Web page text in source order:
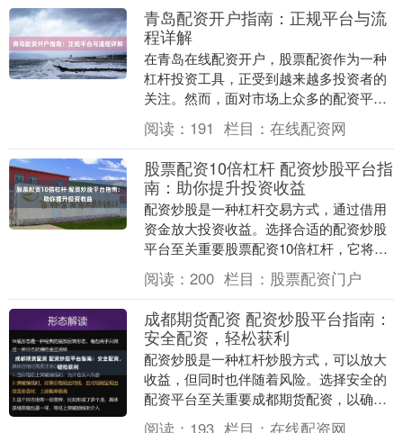
青岛配资开户指南：正规平台与流
程详解
在青岛在线配资开户，股票配资作为一种
杠杆投资工具，正受到越来越多投资者的
关注。然而，面对市场上众多的配资平
台，如何选择正规可靠的渠道，并顺利完
成开户流程，成为许....
阅读： 191 栏目： 在线配资网
股票配资10倍杠杆 配资炒股平台指
南：助你提升投资收益
配资炒股是一种杠杆交易方式，通过借用
资金放大投资收益。选择合适的配资炒股
平台至关重要股票配资10倍杠杆，它将直
接影响你的投资体验和收益。 对于短线交
易者来说，按....
阅读： 200 栏目： 股票配资门户
成都期货配资 配资炒股平台指南：
安全配资，轻松获利
配资炒股是一种杠杆炒股方式，可以放大
收益，但同时也伴随着风险。选择安全的
配资平台至关重要成都期货配资，以确保
资金安全和交易顺利。 平台配资通常提供
阅读： 193 栏目： 在线配资网